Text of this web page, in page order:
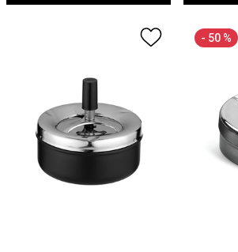
- 50 %